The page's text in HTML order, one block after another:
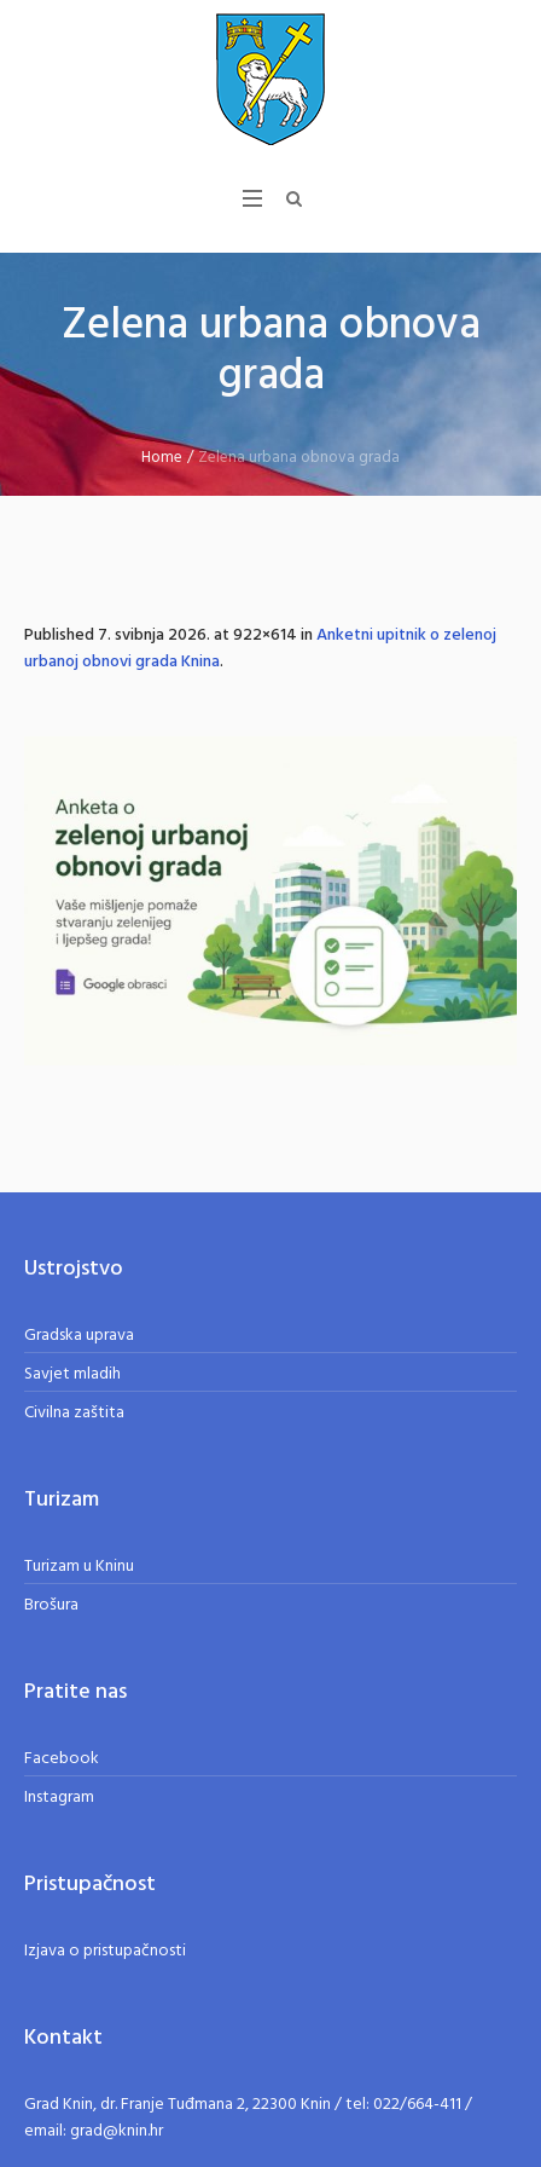
Zelena urbana obnova
grada
Home /Zelena urbana obnova grada
Published7. svibnja 2026.at 922×614 inAnketni upitnik o zelenoj
urbanoj obnovi grada Knina.
Ustrojstvo
Gradska uprava
Savjet mladih
Civilna zaštita
Turizam
Turizam u Kninu
Brošura
Pratite nas
Facebook
Instagram
Pristupačnost
Izjava o pristupačnosti
Kontakt
Grad Knin, dr. Franje Tuđmana 2, 22300 Knin / tel: 022/664-411 /
email: grad@knin.hr